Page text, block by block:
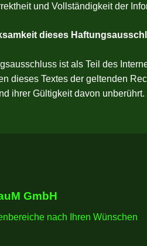
und Vollständigkeit der
dieses
ist als Teil des
dieses Textes der geltenden
ihrer Gültigkeit davon unberührt.
GmbH
nach Ihren Wünschen